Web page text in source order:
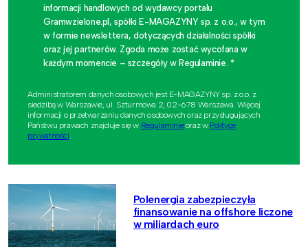
informacji handlowych od wydawcy portalu
Gramwzielone.pl, spółki E-MAGAZYNY sp. z o.o., w tym
w formie newslettera, dotyczących działalności spółki
oraz jej partnerów. Zgoda może zostać wycofana w
każdym momencie – szczegóły w Regulaminie. *
Administratorem danych osobowych jest E-MAGAZYNY sp. z o.o. z
siedzibą w Warszawie, ul. Szturmowa 2, 02-678 Warszawa. Więcej
informacji o przetwarzaniu danych osobowych oraz przysługujących
Państwu prawach znajduje się w Regulaminieoraz w Polityce
prywatności.
Polenergia zabezpieczyła
finansowanie na offshore liczone
w miliardach euro